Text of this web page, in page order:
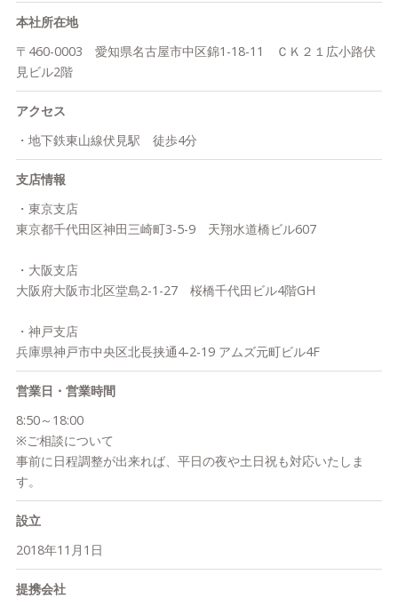
制度を最大限活用した資産形成をTAはサポートいたします。複利
効果を最大化する税制優遇制度は、長期間の継続が必須です。転
の伴走を可能にしています。
●社名に込めた想い
TA（Trusted Advisors）という社名に「信頼できるアドバイザ
ー」という意味を込め、どんなジャングルの中にあっても変わら
ぬ運用の本質だけをお客様にお伝えし、伴走いたします。
く変えるひとつの解がIFAビジネスにあると確信しています。無
駄を省いた少数精鋭の組織でローコストかつクオリティの高い運
用サービスの提供を可能にしたことが、大きな要因です。
その過程でベストなポートフォリオを構築し、1年や2年ではなく
10年単位でお客様の運用を支えるパートナーとして、お客様の人
生をも委ねられる唯一無二の価値ある存在となる──。
この関係構築こそ、TAのアドバイザーとしての使命であり、仕事
の一番のやりがいだと考えます。
四半世紀前に米国で起きた証券リテール業の変革と同じ動きが、
この日本でも始まりつつあります。
そんな大きなうねりが押し寄せる今、日本のリテール運用業界の
さらなる進化に向け、創業致しました。
ご覧頂きました皆様とのご縁があれば幸いです。お気軽にご相談
本社所在地
〒460-0003 愛知県名古屋市中区錦1-18-11 ＣＫ２１広小路伏
見ビル2階
アクセス
・地下鉄東山線伏見駅 徒歩4分
支店情報
・東京支店
東京都千代田区神田三崎町3-5-9 天翔水道橋ビル607
・大阪支店
大阪府大阪市北区堂島2-1-27 桜橋千代田ビル4階GH
・神戸支店
兵庫県神戸市中央区北長挟通4-2-19 アムズ元町ビル4F
営業日・営業時間
8:50～18:00
※ご相談について
事前に日程調整が出来れば、平日の夜や土日祝も対応いたしま
す。
設立
2018年11月1日
提携会社